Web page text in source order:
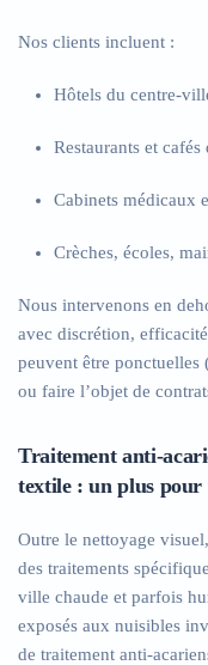
Nos clients incluent :
Hôtels du centre-
Restaurants et
Cabinets médicaux
Crèches, écoles,
Nous intervenons en
avec discrétion,
peuvent être ponctuelles
ou faire l’objet de
Traitement anti-
textile : un plus pour
Outre le nettoyage
des traitements
ville chaude et parfois
exposés aux nuisibles
de traitement anti-